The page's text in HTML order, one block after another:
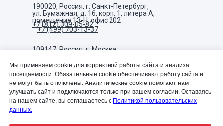
190020, Россия, г. Санкт-Петербург,
ул. Бумажная, д. 16, корп. 1, литера А,
помещение 13-Н, офис 202
+7 (812) 309-05-82
109147, Россия, г. Москва,
корп. 1.
info@resconcept.ru
+7 (499) 703-13-37
Мы применяем cookie для корректной работы сайта и анализа
посещаемости. Обязательные cookie обеспечивают работу сайта и
не могут быть отключены. Аналитические cookie помогают нам
улучшать сайт и подключаются только при вашем согласии. Оставаясь
на нашем сайте, вы соглашаетесь с Политикой пользовательских
данных.